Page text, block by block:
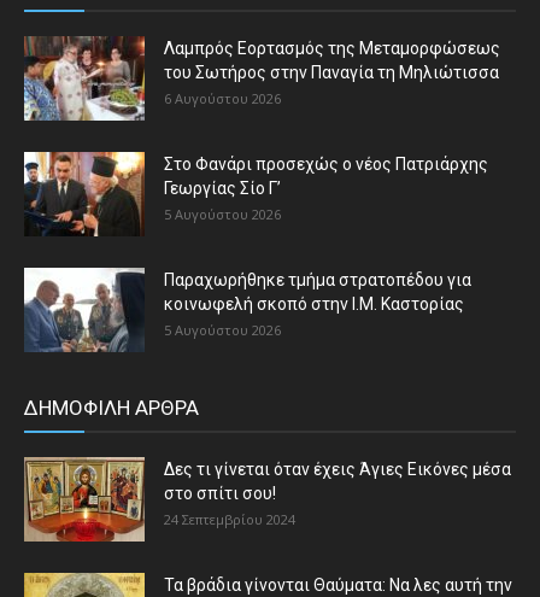
Λαμπρός Εορτασμός της Μεταμορφώσεως
του Σωτήρος στην Παναγία τη Μηλιώτισσα
6 Αυγούστου 2026
Στο Φανάρι προσεχώς ο νέος Πατριάρχης
Γεωργίας Σίο Γ’
5 Αυγούστου 2026
Παραχωρήθηκε τμήμα στρατοπέδου για
κοινωφελή σκοπό στην Ι.Μ. Καστορίας
5 Αυγούστου 2026
ΔΗΜΟΦΙΛΗ ΑΡΘΡΑ
Δες τι γίνεται όταν έχεις Άγιες Εικόνες μέσα
στο σπίτι σου!
24 Σεπτεμβρίου 2024
Τα βράδια γίνονται Θαύματα: Να λες αυτή την